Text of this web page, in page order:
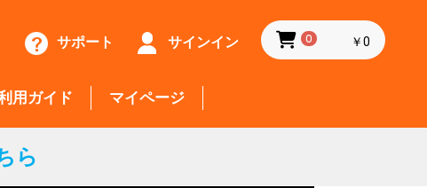
サポート サインイン 0 ￥0
用ガイド マイページ
ら